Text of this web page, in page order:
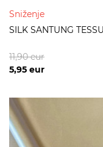
Sniženje
SILK SANTUNG
5,95 eur
11,90eur